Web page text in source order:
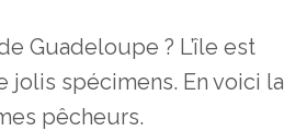
Guadeloupe ? L’île est
jolis spécimens. En voici la
pêcheurs.